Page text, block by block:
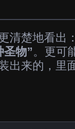
清楚地看出
圣物”。更可
出来的，里